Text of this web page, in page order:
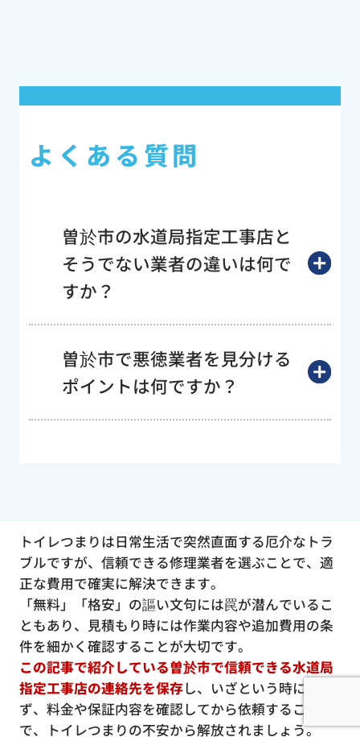
よくある質問
曽於市の水道局指定工事店と
そうでない業者の違いは何で
すか？
曽於市で悪徳業者を見分ける
ポイントは何ですか？
トイレつまりは日常生活で突然直面する厄介なトラ
ブルですが、信頼できる修理業者を選ぶことで、適
正な費用で確実に解決できます。
「無料」「格安」の謳い文句には罠が潜んでいるこ
ともあり、見積もり時には作業内容や追加費用の条
件を細かく確認することが大切です。
この記事で紹介している曽於市で信頼できる水道局
指定工事店の連絡先を保存し、いざという時に慌て
ず、料金や保証内容を確認してから依頼すること
で、トイレつまりの不安から解放されましょう。